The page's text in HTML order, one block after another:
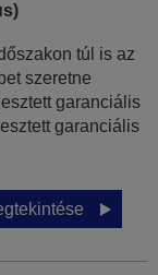
túl is az
szeretne
garanciális
garanciális